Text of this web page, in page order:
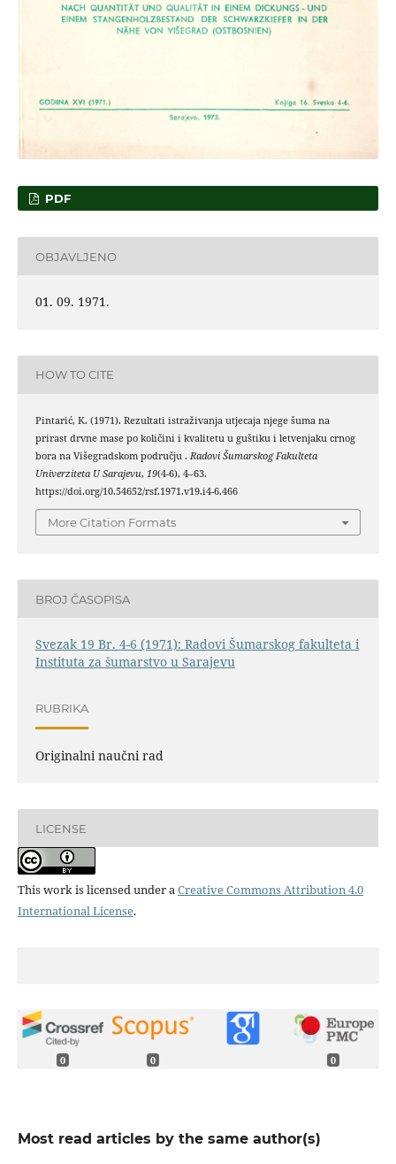
PDF
OBJAVLJENO
01. 09. 1971.
HOW TO CITE
Pintarić, K. (1971). Rezultati istraživanja utjecaja njege šuma na
prirast drvne mase po količini i kvalitetu u guštiku i letvenjaku crnog
bora na Višegradskom području . Radovi Šumarskog Fakulteta
Univerziteta U Sarajevu, 19(4-6), 4–63.
https://doi.org/10.54652/rsf.1971.v19.i4-6.466
More Citation Formats
BROJ ČASOPISA
Svezak 19 Br. 4-6 (1971): Radovi Šumarskog fakulteta i
Instituta za šumarstvo u Sarajevu
RUBRIKA
Originalni naučni rad
LICENSE
This work is licensed under aCreative Commons Attribution 4.0
International License.
0 0 0
Most read articles by the same author(s)